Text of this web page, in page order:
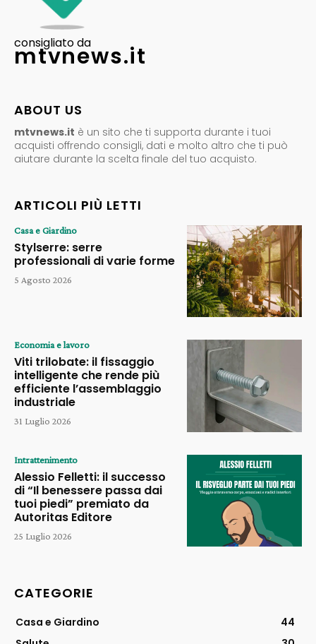
consigliato da
mtvnews.it
ABOUT US
mtvnews.it è un sito che ti supporta durante i tuoi
acquisti offrendo consigli, dati e molto altro che ti può
aiutare durante la scelta finale del tuo acquisto.
ARTICOLI PIÙ LETTI
Casa e Giardino
Stylserre: serre
professionali di varie forme
5 Agosto 2026
Economia e lavoro
Viti trilobate: il fissaggio
intelligente che rende più
efficiente l’assemblaggio
industriale
31 Luglio 2026
Intrattenimento
Alessio Felletti: il successo
di “Il benessere passa dai
tuoi piedi” premiato da
Autoritas Editore
25 Luglio 2026
CATEGORIE
Casa e Giardino
44